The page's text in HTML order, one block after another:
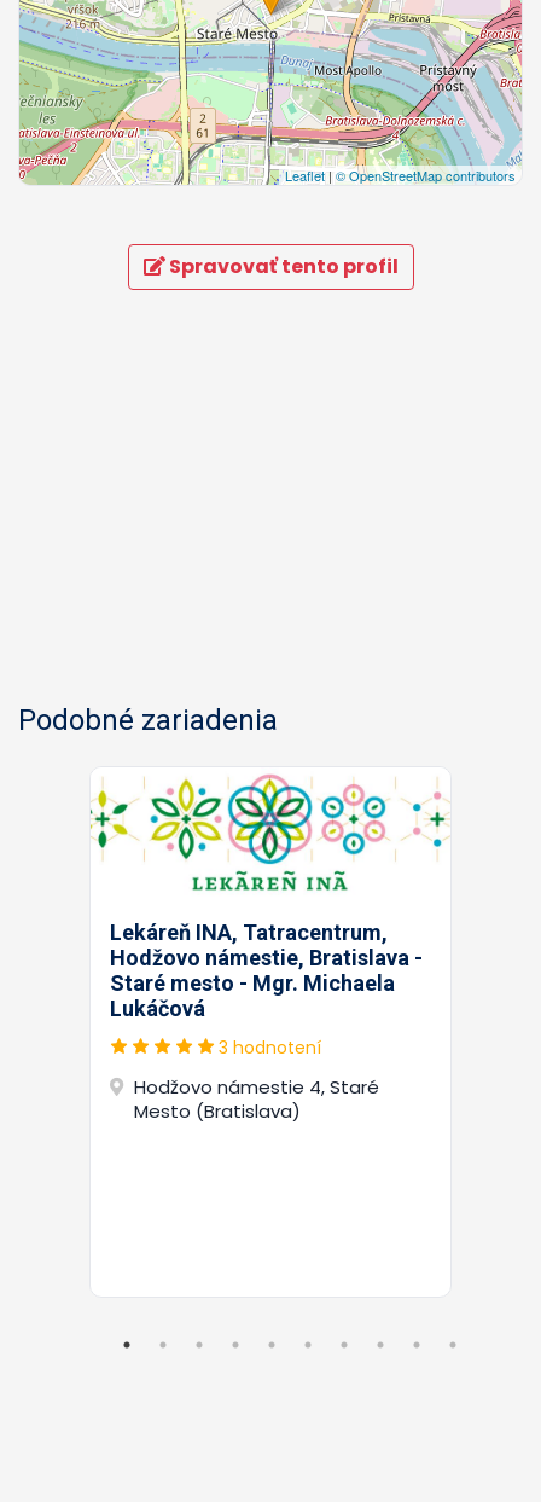
Leaflet| © OpenStreetMap contributors
Spravovať tento profil
Podobné zariadenia
Lekáreň INA, Tatracentrum,
Hodžovo námestie, Bratislava -
Staré mesto - Mgr. Michaela
Lukáčová
3 hodnotení
Hodžovo námestie 4, Staré
Mesto (Bratislava)